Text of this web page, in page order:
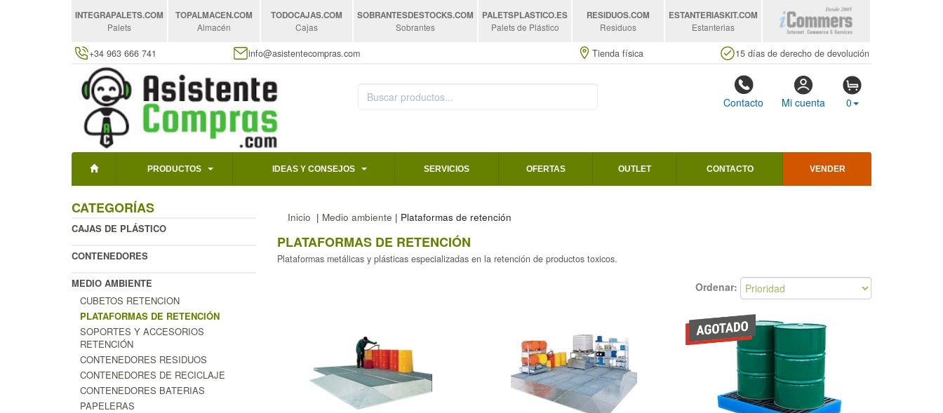
INTEGRAPALETS.COM
Palets
TOPALMACEN.COM
Almacén
TODOCAJAS.COM
Cajas
SOBRANTESDESTOCKS.COM
Sobrantes
PALETSPLASTICO.ES
Palets de Plástico
RESIDUOS.COM
Residuos
ESTANTERIASKIT.COM
Estanterias
+34 963 666 741 info@asistentecompras.com Tienda física 15 días de derecho de devolución
Contacto Mi cuenta 0
PRODUCTOS IDEAS Y CONSEJOS SERVICIOS OFERTAS OUTLET CONTACTO VENDER
CATEGORÍAS
CAJAS DE PLÁSTICO
CONTENEDORES
MEDIO AMBIENTE
CUBETOS RETENCION
PLATAFORMAS DE RETENCIÓN
SOPORTES Y ACCESORIOS
RETENCIÓN
CONTENEDORES RESIDUOS
CONTENEDORES DE RECICLAJE
CONTENEDORES BATERIAS
PAPELERAS
Inicio | Medio ambiente | Plataformas de retención
PLATAFORMAS DE RETENCIÓN
Plataformas metálicas y plásticas especializadas en la retención de productos toxicos.
Ordenar: